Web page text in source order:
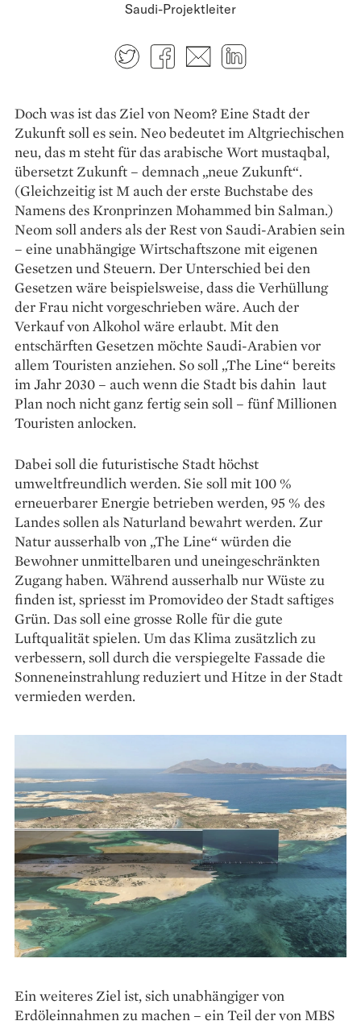
Saudi-Projektleiter
TwitterFacebook
E-mail
Doch was ist das Ziel von Neom? Eine Stadt der
Zukunft soll es sein. Neo bedeutet im Altgriechischen
neu, das m steht für das arabische Wort mustaqbal,
übersetzt Zukunft – demnach „neue Zukunft“.
(Gleichzeitig ist M auch der erste Buchstabe des
Namens des Kronprinzen Mohammed bin Salman.)
Neom soll anders als der Rest von Saudi-Arabien sein
– eine unabhängige Wirtschaftszone mit eigenen
Gesetzen und Steuern. Der Unterschied bei den
Gesetzen wäre beispielsweise, dass die Verhüllung
der Frau nicht vorgeschrieben wäre. Auch der
Verkauf von Alkohol wäre erlaubt. Mit den
entschärften Gesetzen möchte Saudi-Arabien vor
allem Touristen anziehen. So soll „The Line“ bereits
im Jahr 2030 – auch wenn die Stadt bis dahin laut
Plan noch nicht ganz fertig sein soll – fünf Millionen
Touristen anlocken.
Dabei soll die futuristische Stadt höchst
umweltfreundlich werden. Sie soll mit 100 %
erneuerbarer Energie betrieben werden, 95 % des
Landes sollen als Naturland bewahrt werden. Zur
Natur ausserhalb von „The Line“ würden die
Bewohner unmittelbaren und uneingeschränkten
Zugang haben. Während ausserhalb nur Wüste zu
finden ist, spriesst im Promovideo der Stadt saftiges
Grün. Das soll eine grosse Rolle für die gute
Luftqualität spielen. Um das Klima zusätzlich zu
verbessern, soll durch die verspiegelte Fassade die
Sonneneinstrahlung reduziert und Hitze in der Stadt
vermieden werden.
Ein weiteres Ziel ist, sich unabhängiger von
Erdöleinnahmen zu machen – ein Teil der von MBS